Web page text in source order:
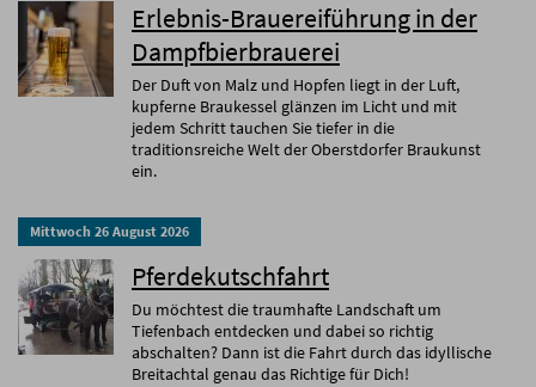
Erlebnis-Brauereiführung in der
Dampfbierbrauerei
Der Duft von Malz und Hopfen liegt in der Luft,
kupferne Braukessel glänzen im Licht und mit
jedem Schritt tauchen Sie tiefer in die
traditionsreiche Welt der Oberstdorfer Braukunst
ein.
Mittwoch 26 August 2026
Pferdekutschfahrt
Du möchtest die traumhafte Landschaft um
Tiefenbach entdecken und dabei so richtig
abschalten? Dann ist die Fahrt durch das idyllische
Breitachtal genau das Richtige für Dich!